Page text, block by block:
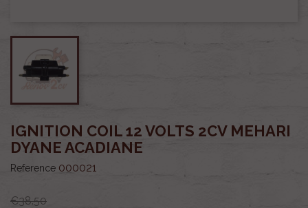
IGNITION COIL 12 VOLTS 2CV MEHARI
DYANE ACADIANE
Reference 000021
€38.50